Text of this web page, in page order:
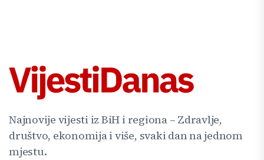
Najnovije vijesti iz BiH i regiona – Zdravlje,
društvo, ekonomija i više, svaki dan na jednom
mjestu.